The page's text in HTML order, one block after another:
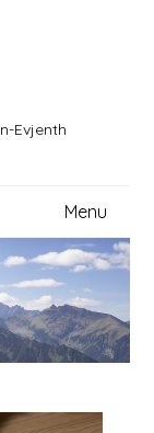
Evjenth
Menu